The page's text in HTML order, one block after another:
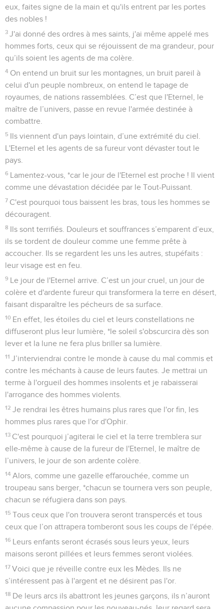
eux, faites signe de la main et qu'ils entrent par les portes
des nobles !
3 J'ai donné des ordres à mes saints, j'ai même appelé mes
hommes forts, ceux qui se réjouissent de ma grandeur, pour
qu’ils soient les agents de ma colère.
4 On entend un bruit sur les montagnes, un bruit pareil à
celui d'un peuple nombreux, on entend le tapage de
royaumes, de nations rassemblées. C’est que l'Eternel, le
maître de l’univers, passe en revue l'armée destinée à
combattre.
5 Ils viennent d'un pays lointain, d’une extrémité du ciel.
L'Eternel et les agents de sa fureur vont dévaster tout le
pays.
6 Lamentez-vous, *car le jour de l'Eternel est proche ! Il vient
comme une dévastation décidée par le Tout-Puissant.
7 C'est pourquoi tous baissent les bras, tous les hommes se
découragent.
8 Ils sont terrifiés. Douleurs et souffrances s’emparent d’eux,
ils se tordent de douleur comme une femme prête à
accoucher. Ils se regardent les uns les autres, stupéfaits :
leur visage est en feu.
9 Le jour de l'Eternel arrive. C’est un jour cruel, un jour de
colère et d'ardente fureur qui transformera la terre en désert,
faisant disparaître les pécheurs de sa surface.
10 En effet, les étoiles du ciel et leurs constellations ne
diffuseront plus leur lumière, *le soleil s'obscurcira dès son
lever et la lune ne fera plus briller sa lumière.
11 J’interviendrai contre le monde à cause du mal commis et
contre les méchants à cause de leurs fautes. Je mettrai un
terme à l'orgueil des hommes insolents et je rabaisserai
l'arrogance des hommes violents.
12 Je rendrai les êtres humains plus rares que l'or fin, les
hommes plus rares que l'or d'Ophir.
13 C'est pourquoi j’agiterai le ciel et la terre tremblera sur
elle-même à cause de la fureur de l'Eternel, le maître de
l’univers, le jour de son ardente colère.
14 Alors, comme une gazelle effarouchée, comme un
troupeau sans berger, *chacun se tournera vers son peuple,
chacun se réfugiera dans son pays.
15 Tous ceux que l'on trouvera seront transpercés et tous
ceux que l’on attrapera tomberont sous les coups de l'épée.
16 Leurs enfants seront écrasés sous leurs yeux, leurs
maisons seront pillées et leurs femmes seront violées.
17 Voici que je réveille contre eux les Mèdes. Ils ne
s’intéressent pas à l'argent et ne désirent pas l'or.
18 De leurs arcs ils abattront les jeunes garçons, ils n’auront